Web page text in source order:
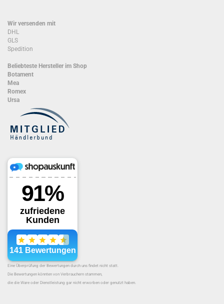
Wir versenden mit
DHL
GLS
Spedition
Beliebteste Hersteller im Shop
Botament
Mea
Romex
Ursa
Eine Überprüfung der Bewertungen durch uns findet nicht statt.
Die Bewertungen könnten von Verbrauchern stammen,
die die Ware oder Dienstleistung gar nicht erworben oder genutzt haben.